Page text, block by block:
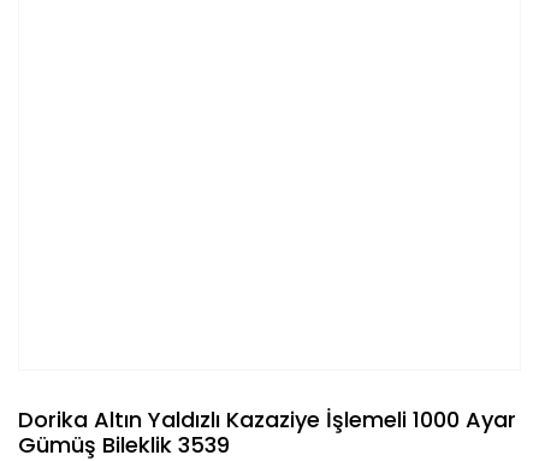
Dorika Altın Yaldızlı Kazaziye İşlemeli 1000 Ayar
Gümüş Bileklik 3539